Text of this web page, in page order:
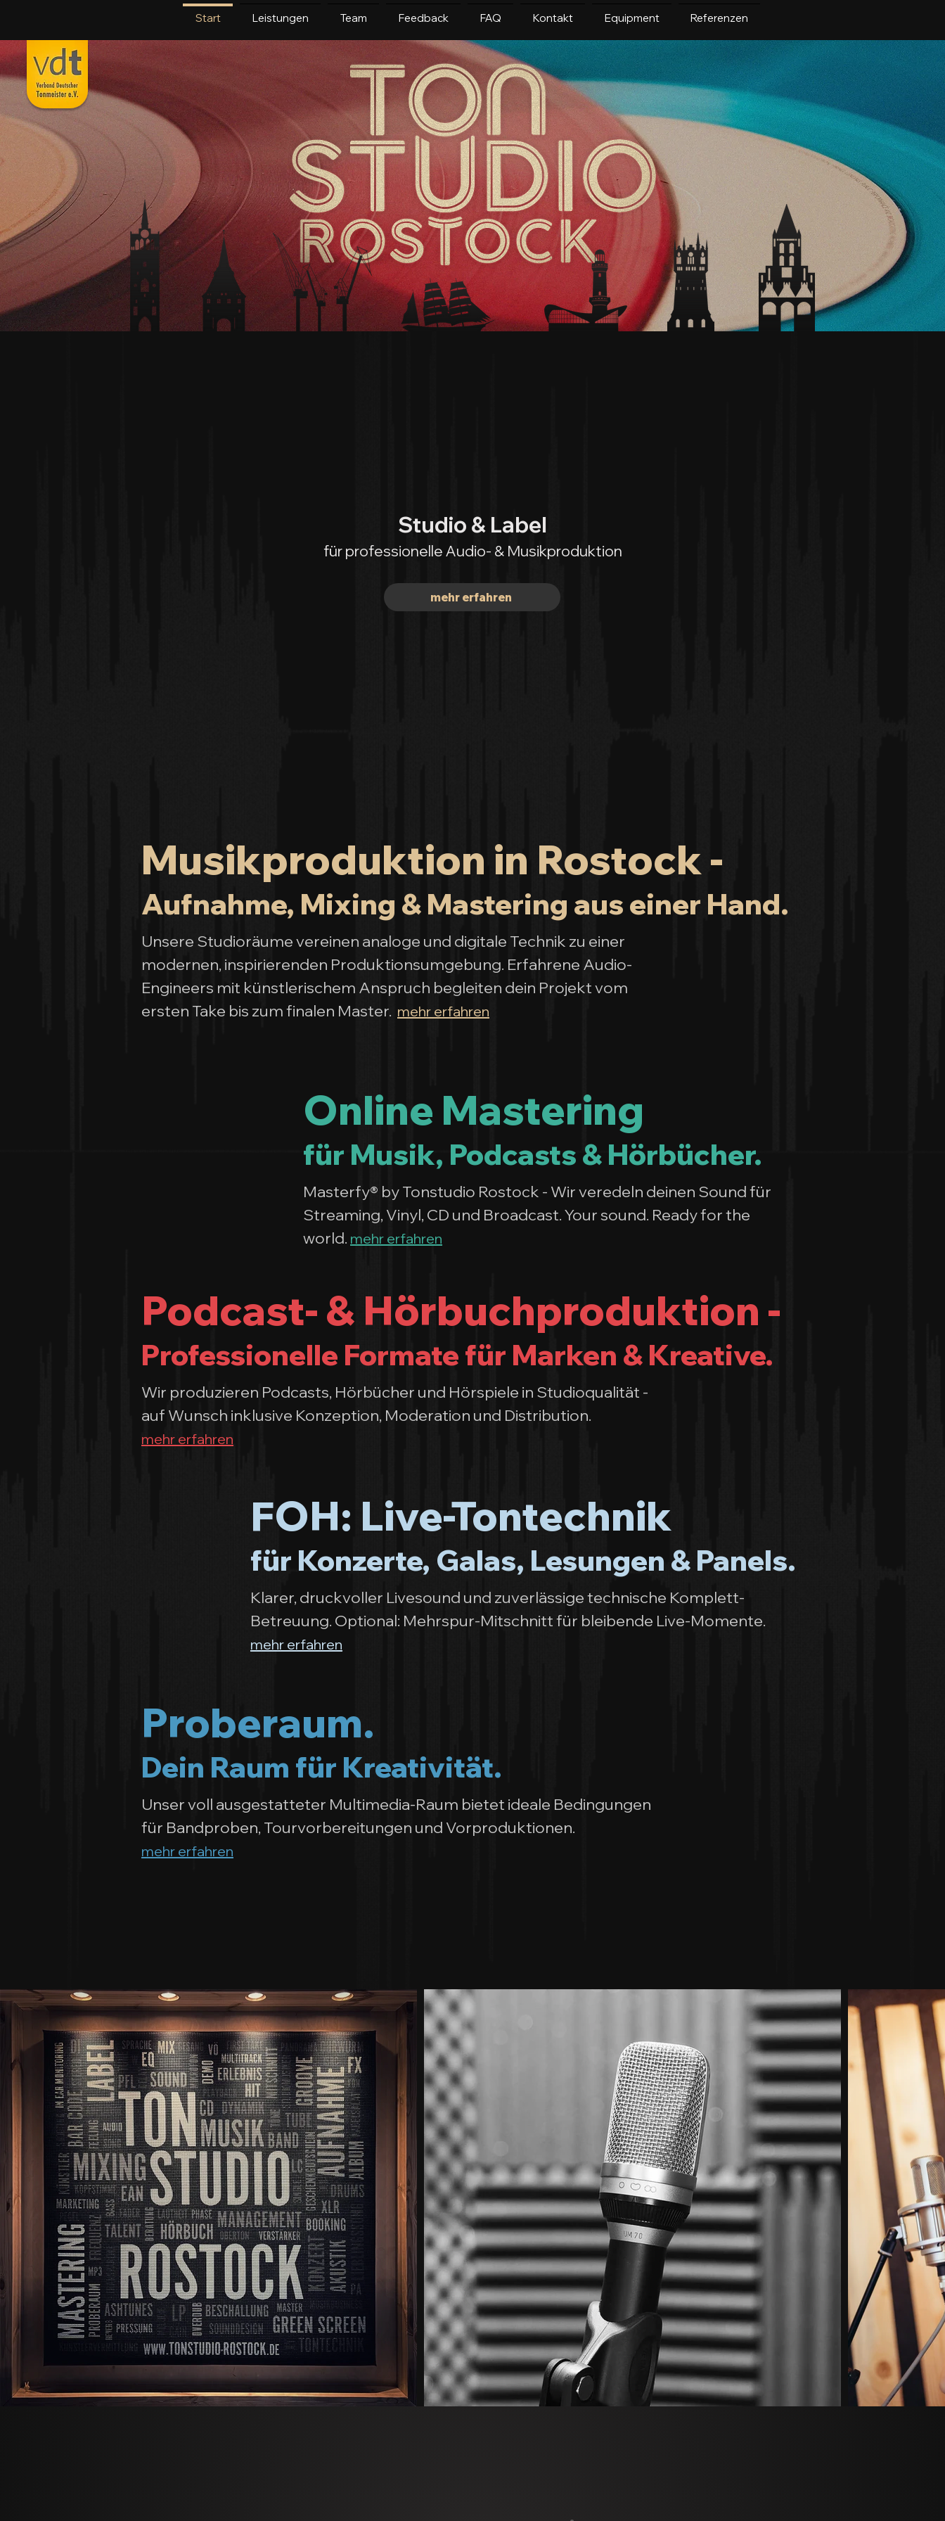
Start Leistungen Team Feedback FAQ Kontakt Equipment Referenzen
Studio & Label
für professionelle Audio- & Musikproduktion
mehr erfahren
Musikproduktion in Rostock -
Aufnahme, Mixing & Mastering aus einer Hand.
Unsere Studioräume vereinen analoge und digitale Technik zu einer
modernen, inspirierenden Produktionsumgebung. Erfahrene Audio-
Engineers mit künstlerischem Anspruch begleiten dein Projekt vom
ersten Take bis zum finalen Master. mehr erfahren
Online Mastering
für Musik, Podcasts & Hörbücher.
Masterfy® by Tonstudio Rostock - Wir veredeln deinen Sound für
Streaming, Vinyl, CD und Broadcast. Your sound. Ready for the
world. mehr erfahren
Podcast- & Hörbuchproduktion -
Professionelle Formate für Marken & Kreative.
Wir produzieren Podcasts, Hörbücher und Hörspiele in Studioqualität -
auf Wunsch inklusive Konzeption, Moderation und Distribution.
mehr erfahren
FOH: Live-Tontechnik
für Konzerte, Galas, Lesungen & Panels.
Klarer, druckvoller Livesound und zuverlässige technische Komplett-
Betreuung. Optional: Mehrspur-Mitschnitt für bleibende Live-Momente.
mehr erfahren
Proberaum.
Dein Raum für Kreativität.
Unser voll ausgestatteter Multimedia-Raum bietet ideale Bedingungen
für Bandproben, Tourvorbereitungen und Vorproduktionen.
mehr erfahren